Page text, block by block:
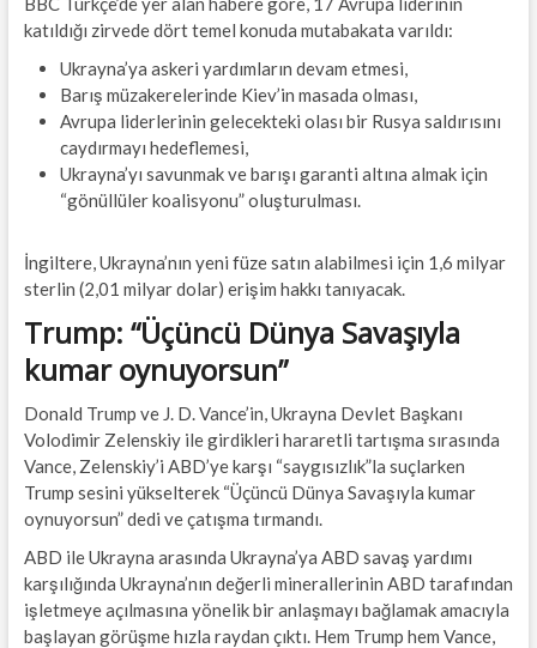
katıldığı zirvede dört temel konuda mutabakata varıldı:
Ukrayna’ya askeri yardımların devam etmesi,
Barış müzakerelerinde Kiev’in masada olması,
Avrupa liderlerinin gelecekteki olası bir Rusya saldırısını
caydırmayı hedeflemesi,
Ukrayna’yı savunmak ve barışı garanti altına almak için
“gönüllüler koalisyonu” oluşturulması.
İngiltere, Ukrayna’nın yeni füze satın alabilmesi için 1,6 milyar
sterlin (2,01 milyar dolar) erişim hakkı tanıyacak.
Trump: “Üçüncü Dünya Savaşıyla
kumar oynuyorsun”
Donald Trump ve J. D. Vance’in, Ukrayna Devlet Başkanı
Volodimir Zelenskiy ile girdikleri hararetli tartışma sırasında
Vance, Zelenskiy’i ABD’ye karşı “saygısızlık”la suçlarken
Trump sesini yükselterek “Üçüncü Dünya Savaşıyla kumar
oynuyorsun” dedi ve çatışma tırmandı.
ABD ile Ukrayna arasında Ukrayna’ya ABD savaş yardımı
karşılığında Ukrayna’nın değerli minerallerinin ABD tarafından
işletmeye açılmasına yönelik bir anlaşmayı bağlamak amacıyla
başlayan görüşme hızla raydan çıktı. Hem Trump hem Vance,